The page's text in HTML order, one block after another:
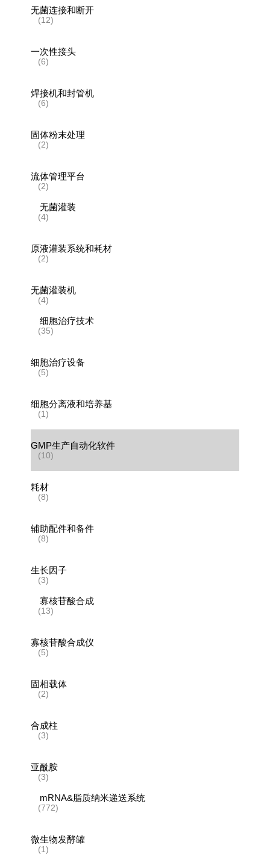
无菌连接和断开
(12)
一次性接头
(6)
焊接机和封管机
(6)
固体粉末处理
(2)
流体管理平台
(2)
无菌灌装
(4)
原液灌装系统和耗材
(2)
无菌灌装机
(4)
细胞治疗技术
(35)
细胞治疗设备
(5)
细胞分离液和培养基
(1)
GMP生产自动化软件
(10)
耗材
(8)
辅助配件和备件
(8)
生长因子
(3)
寡核苷酸合成
(13)
寡核苷酸合成仪
(5)
固相载体
(2)
合成柱
(3)
亚酰胺
(3)
mRNA&脂质纳米递送系统
(772)
微生物发酵罐
(1)